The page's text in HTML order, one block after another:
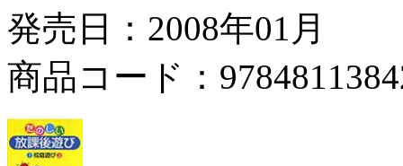
発売日：2008年01月
商品コード：